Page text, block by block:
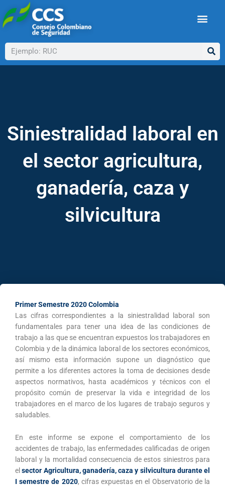
al
contenido
Buscar
Siniestralidad laboral en
el sector agricultura,
ganadería, caza y
silvicultura
Primer Semestre 2020 Colombia
Las cifras correspondientes a la siniestralidad laboral son
fundamentales para tener una idea de las condiciones de
trabajo a las que se encuentran expuestos los trabajadores en
Colombia y de la dinámica laboral de los sectores económicos,
así mismo esta información supone un diagnóstico que
permite a los diferentes actores la toma de decisiones desde
aspectos normativos, hasta académicos y técnicos con el
propósito común de preservar la vida e integridad de los
trabajadores en el marco de los lugares de trabajo seguros y
saludables.
En este informe se expone el comportamiento de los
accidentes de trabajo, las enfermedades calificadas de origen
laboral y la mortalidad consecuencia de estos siniestros para
elsector Agricultura, ganadería, caza y silvicultura durante el
I semestre de 2020, cifras expuestas en el Observatorio de la